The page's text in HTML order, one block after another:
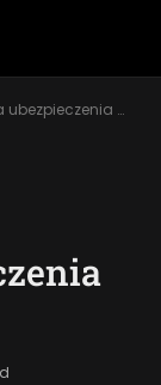
specjalistyczne